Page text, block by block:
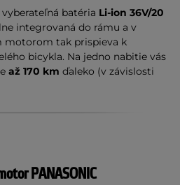
batéria Li-ion 36V/20
integrovaná do rámu a v
motorom tak prispieva k
bicykla. Na jedno nabitie vás
až 170 km ďaleko (v závislosti
PANASONIC